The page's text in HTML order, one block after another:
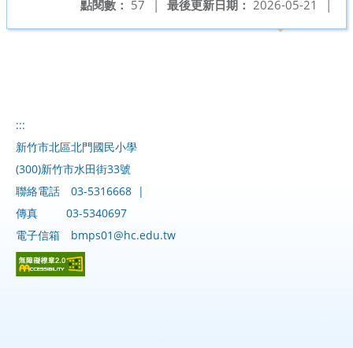
最後更新日期： 2026-05-21 |
點閱數： 57 |
:::
新竹市北區北門國民小學
(300)新竹市水田街33號
聯絡電話
03-5316668 |
傳真
03-5340697
電子信箱
bmps01@hc.edu.tw